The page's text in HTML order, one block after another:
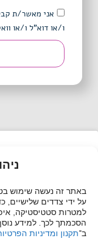
על ידי צדדים שלישיים,
למטרות סטטיסטיקה,
הסכמתך לכך. למידע
ב־תקנון ומדיניות
ו/או דוא"ל ו/או
and